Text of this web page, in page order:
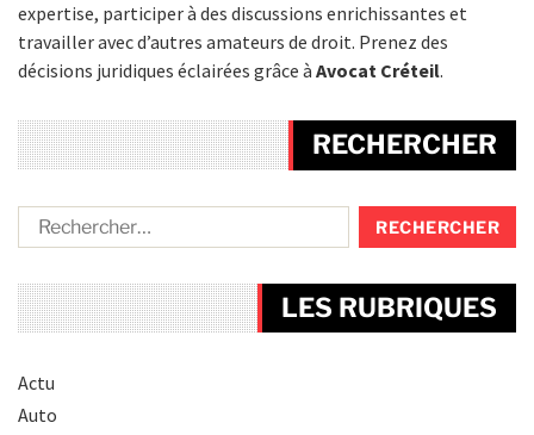
expertise, participer à des discussions enrichissantes et
travailler avec d’autres amateurs de droit. Prenez des
décisions juridiques éclairées grâce à Avocat Créteil.
RECHERCHER
LES RUBRIQUES
Actu
Auto